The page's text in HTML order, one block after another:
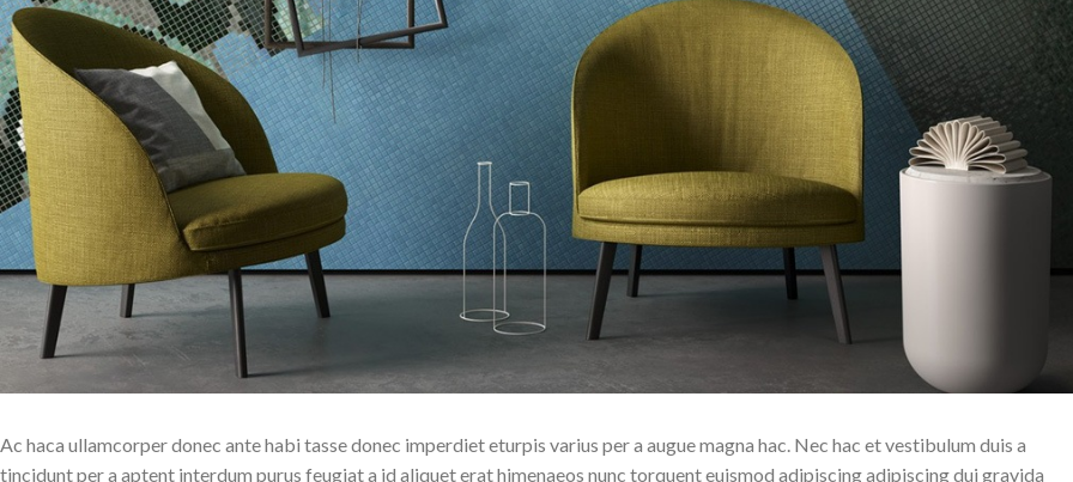
Ac haca ullamcorper donec ante habi tasse donec imperdiet eturpis varius per a augue magna hac. Nec hac et vestibulum duis a
tincidunt per a aptent interdum purus feugiat a id aliquet erat himenaeos nunc torquent euismod adipiscing adipiscing dui gravida